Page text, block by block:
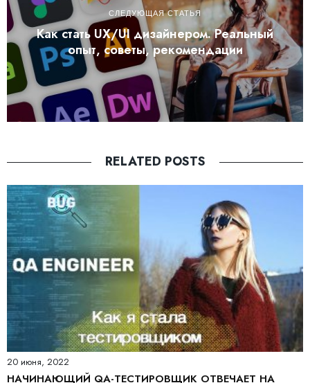
СЛЕДУЮЩАЯ СТАТЬЯ
Как стать UX/UI дизайнером. Реальный
опыт, советы, рекомендации
RELATED POSTS
20 июня, 2022
НАЧИНАЮЩИЙ QA-ТЕСТИРОВЩИК ОТВЕЧАЕТ НА